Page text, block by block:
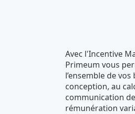
Avec l'Incentive
Primeum vous
l’ensemble de
conception, au
communication
rémunération